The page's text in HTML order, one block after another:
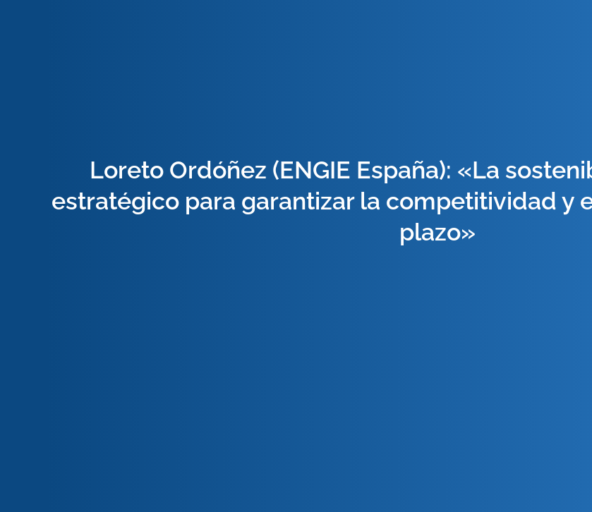
Loreto Ordóñez (ENGIE España): «La
estratégico para garantizar la competitividad y
plazo»